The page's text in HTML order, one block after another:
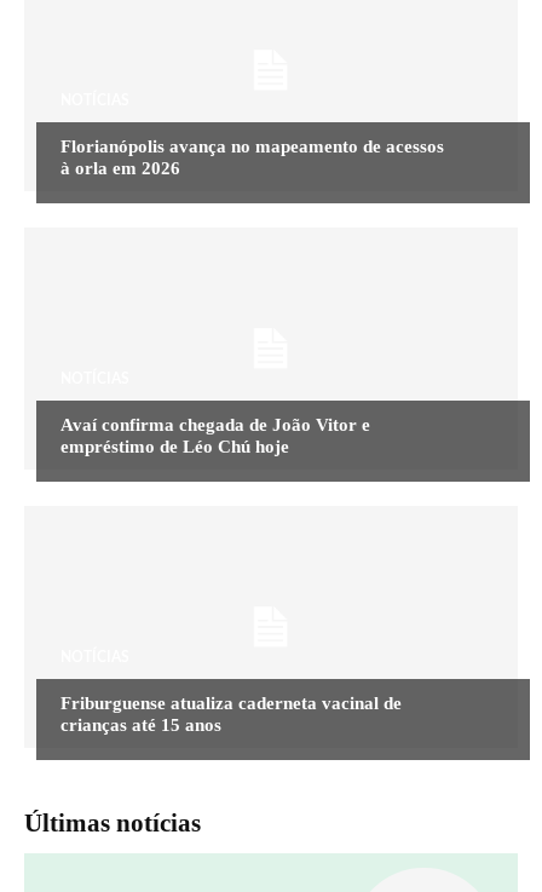
Florianópolis avança no mapeamento de acessos
à orla em 2026
Avaí confirma chegada de João Vitor e
empréstimo de Léo Chú hoje
Friburguense atualiza caderneta vacinal de
crianças até 15 anos
Últimas notícias